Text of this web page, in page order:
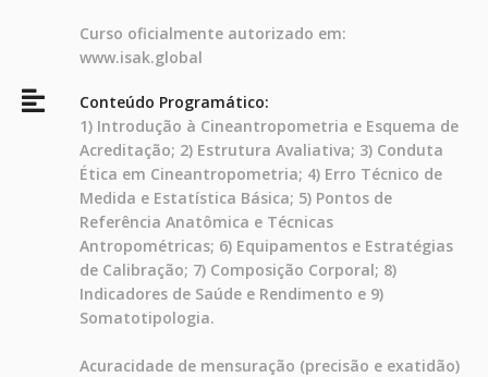
Curso oficialmente autorizado em:
www.isak.global
Conteúdo Programático:
1) Introdução à Cineantropometria e Esquema de
Acreditação; 2) Estrutura Avaliativa; 3) Conduta
Ética em Cineantropometria; 4) Erro Técnico de
Medida e Estatística Básica; 5) Pontos de
Referência Anatômica e Técnicas
Antropométricas; 6) Equipamentos e Estratégias
de Calibração; 7) Composição Corporal; 8)
Indicadores de Saúde e Rendimento e 9)
Somatotipologia.
Acuracidade de mensuração (precisão e exatidão)